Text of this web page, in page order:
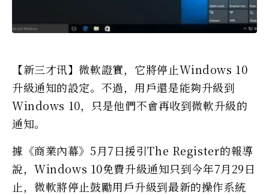
【新三才讯】微軟證實，它將停止Windows 10
升級通知的設定。不過，用戶還是能夠升級到
Windows 10，只是他們不會再收到微軟升級的
通知。
據《商業內幕》5月7日援引The Register的報導
說，Windows 10免費升級通知只到今年7月29日
止，微軟將停止鼓勵用戶升級到最新的操作系統